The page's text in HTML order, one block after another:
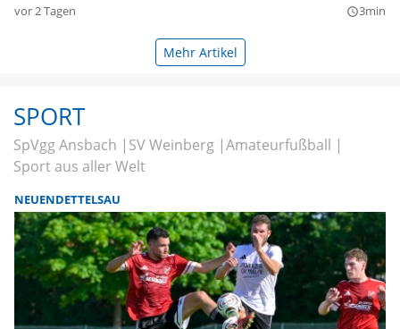
vor 2 Tagen query_builder3min
Mehr Artikel
SPORT
SpVgg Ansbach SV Weinberg Amateurfußball
Sport aus aller Welt
NEUENDETTELSAU